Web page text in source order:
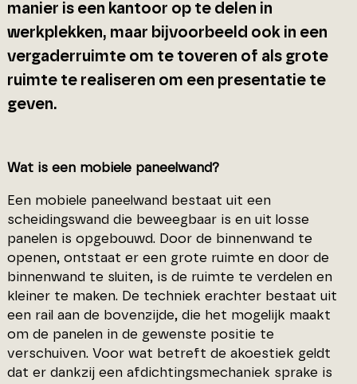
manier is een kantoor op te delen in
werkplekken, maar bijvoorbeeld ook in een
vergaderruimte om te toveren of als grote
ruimte te realiseren om een presentatie te
geven.
Wat is een mobiele paneelwand?
Een mobiele paneelwand bestaat uit een
scheidingswand die beweegbaar is en uit losse
panelen is opgebouwd. Door de binnenwand te
openen, ontstaat er een grote ruimte en door de
binnenwand te sluiten, is de ruimte te verdelen en
kleiner te maken. De techniek erachter bestaat uit
een rail aan de bovenzijde, die het mogelijk maakt
om de panelen in de gewenste positie te
verschuiven. Voor wat betreft de akoestiek geldt
dat er dankzij een afdichtingsmechaniek sprake is